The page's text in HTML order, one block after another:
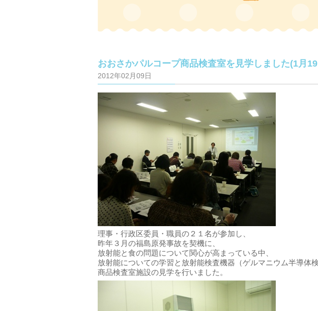
おおさかパルコープ商品検査室を見学しました(1月
2012年02月09日
理事・行政区委員・職員の２１名が参加し、
昨年３月の福島原発事故を契機に、
放射能と食の問題について関心が高まっている中、
放射能についての学習と放射能検査機器（ゲルマニウム半導体
商品検査室施設の見学を行いました。